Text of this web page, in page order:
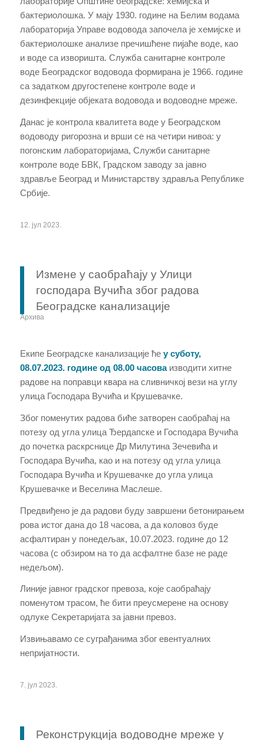
бактериолошка. У мају 1930. године на Белим водама
лабораторија Управе водовода започела је хемијске и
бактериолошке анализе пречишћене пијаће воде, као
и воде са изворишта. Служба санитарне контроле
воде Београдског водовода формирана је 1966. године
са задатком другостепене контроле воде и
дезинфекције објеката водовода и водоводне мреже.
Данас је контрола квалитета воде у Београдском
водоводу ригорозна и врши се на четири нивоа: у
погонским лабораторијама, Служби санитарне
контроле воде БВК, Градском заводу за јавно
здравље Београд и Министарству здравља Републике
Србије.
12. јул 2023.
Измене у саобраћају у Улици
господара Вучића због радова
Београдске канализације
Архива
ЕкипеБеоградске канализације ће у суботу,
08.07.2023. године од 08.00 часоваизводити хитне
радове на поправци квара на сливничкој вези на углу
улица Господара Вучића и Крушевачке.
Због поменутих радова биће затворен саобраћај на
потезу од угла улица Ђердапске и Господара Вучића
до почетка раскрснице Др Милутина Зечевића и
Господара Вучића, као и на потезу од угла улица
Господара Вучића и Крушевачке до угла улица
Крушевачке и Веселина Маслеше.
Предвиђено је да радови буду завршени бетонирањем
рова истог дана до 18 часова, а да коловоз буде
асфалтиран у понедељак, 10.07.2023. године до 12
часова (с обзиром на то да асфалтне базе не раде
недељом).
Линије јавног градског превоза, које саобраћају
поменутом трасом, ће бити преусмеренена основу
одлуке Секретаријата за јавни превоз.
Извињавамо се суграђанима због евентуалних
непријатности.
7. јул 2023.
Реконструкција водоводне мреже у